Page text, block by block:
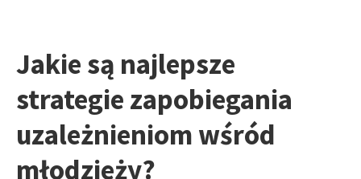
Jakie są najlepsze
strategie zapobiegania
uzależnieniom wśród
młodzieży?